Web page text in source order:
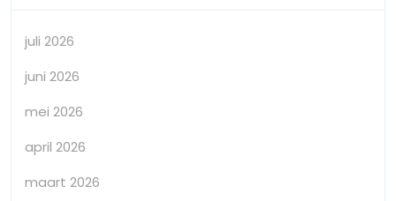
juli 2026
juni 2026
mei 2026
april 2026
maart 2026